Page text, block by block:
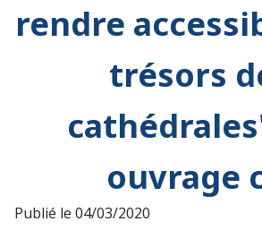
rendre
trésors
ouvrage
Publié le 04/03/2020